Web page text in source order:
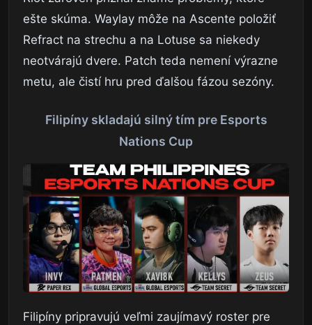
ešte skúma. Waylay môže na Ascente položiť
Refract na strechu a na Lotuse sa niekedy
neotvárajú dvere. Patch teda nemení výrazne
metu, ale čistí hru pred ďalšou fázou sezóny.
Filipíny skladajú silný tím pre Esports
Nations Cup
Filipíny pripravujú veľmi zaujímavý roster pre